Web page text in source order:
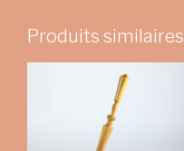
Produits similaires